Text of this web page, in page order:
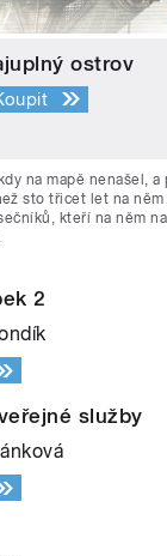
ostrov
na mapě nenašel, a
sto třicet let na
kteří na něm
2
služby